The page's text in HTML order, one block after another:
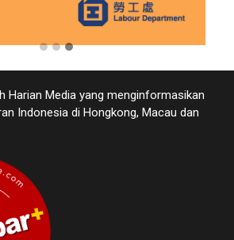
Harian Media yang menginformasikan
Indonesia di Hongkong, Macau dan